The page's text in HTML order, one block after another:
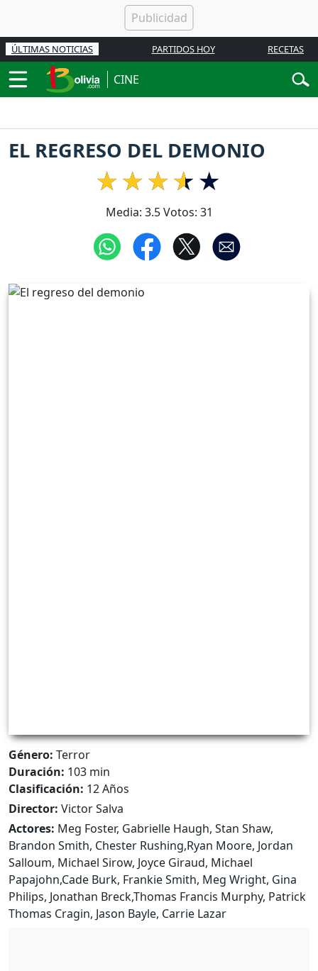
ÚLTIMAS NOTICIAS PARTIDOS HOY RECETAS
CINE
EL REGRESO DEL DEMONIO
Media: 3.5Votos: 31
Género: Terror
Duración: 103 min
Clasificación: 12 Años
Director: Victor Salva
Actores: Meg Foster, Gabrielle Haugh, Stan Shaw,
Brandon Smith, Chester Rushing,Ryan Moore, Jordan
Salloum, Michael Sirow, Joyce Giraud, Michael
Papajohn,Cade Burk, Frankie Smith, Meg Wright, Gina
Philips, Jonathan Breck,Thomas Francis Murphy, Patrick
Thomas Cragin, Jason Bayle, Carrie Lazar